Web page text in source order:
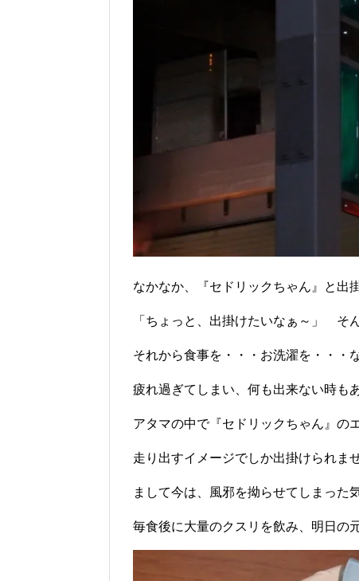
なかなか、『セドリックちゃん』と出
「ちょっと、出掛けたいなぁ～」 そ
それから食事を・・・お洗濯を・・・
疲れ過ぎてしまい、何も出来ない時も
アタマの中で『セドリックちゃん』の
走り出すイメージでしか出掛けられま
まして今は、風邪を拗らせてしまった
毎食後に大量のクスリを飲み、明日の